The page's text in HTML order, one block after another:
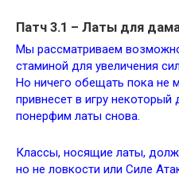
Патч 3.1 – Латы для
Мы рассматриваем
стаминой для увеличения
Но ничего обещать пока не
привнесет в игру
понерфим латы снова.
Классы, носящие латы,
но не ловкости или Силе